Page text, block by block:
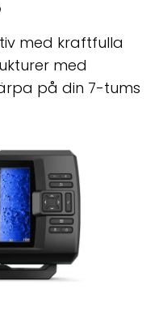
med kraftfulla
med
på din 7-tums